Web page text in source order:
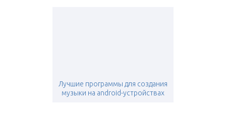
Лучшие программы для создания
музыки на android-устройствах